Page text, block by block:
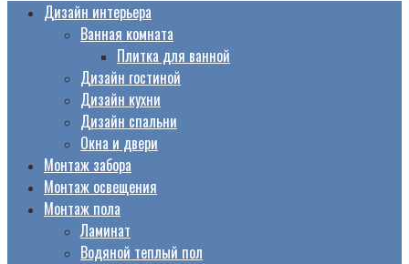
Дизайн интерьера
Ванная комната
Плитка для ванной
Дизайн гостиной
Дизайн кухни
Дизайн спальни
Окна и двери
Монтаж забора
Монтаж освещения
Монтаж пола
Ламинат
Водяной теплый пол